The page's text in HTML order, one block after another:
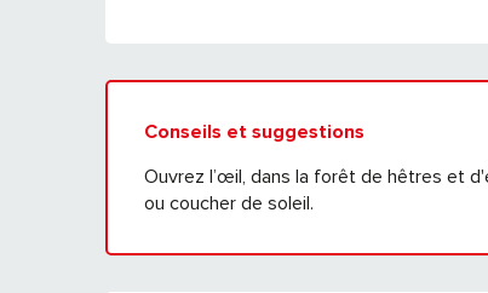
Conseils et suggestions
Ouvrez l’œil, dans la forêt de hêtres et
ou coucher de soleil.